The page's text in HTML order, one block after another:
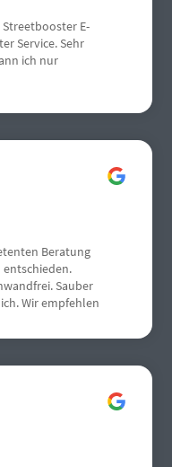
E-
Service. Sehr
ich nur
Beratung
Sauber
Wir empfehlen